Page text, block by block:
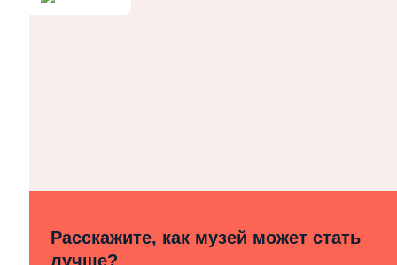
Расскажите, как музей может стать
лучше?